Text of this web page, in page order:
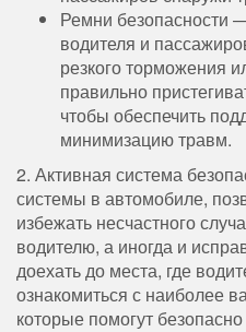
Ремни безопасности
водителя и
резкого торможения
правильно
чтобы обеспечить
минимизацию травм.
2. Активная система
системы в автомобиле,
избежать несчастного
водителю, а иногда и
доехать до места, где
ознакомиться с наиболее
которые помогут